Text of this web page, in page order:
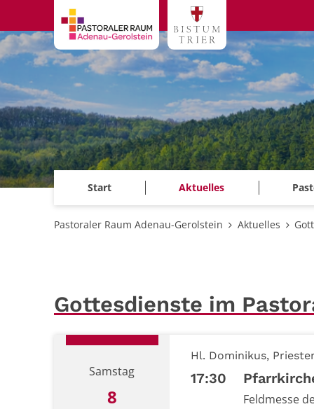
Zum Inhalt springen
Start Aktuelles
Pastoraler Raum Adenau-Gerolstein Aktuelles
Gottesdienste im
Samstag
8
Hl. Dominikus,
17:30
Feldmesse